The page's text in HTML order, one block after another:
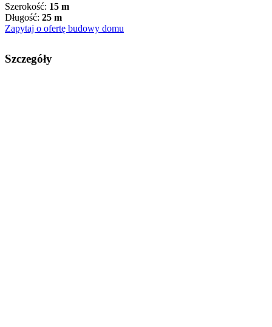
Szerokość: 15 m
Długość: 25 m
Zapytaj o ofertę budowy domu
Szczegóły